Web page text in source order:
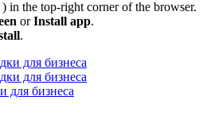
in the top-right corner of the browser.
orInstall app.
.
для бизнеса